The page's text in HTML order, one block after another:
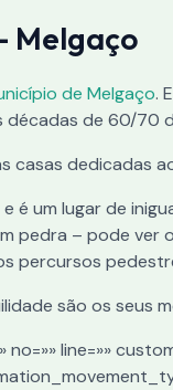
Melgaço
de Melgaço.
de 60/70
casas dedicadas
é um lugar de
pedra – pode ver
percursos
são os seus
line=»»